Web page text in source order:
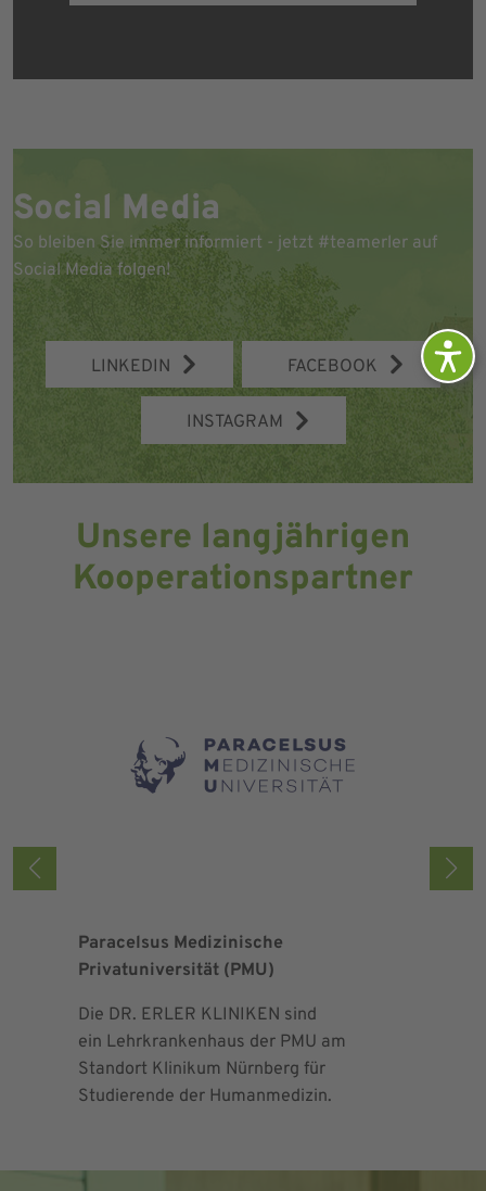
Social Media
So bleiben Sie immer informiert - jetzt #teamerler auf
Social Media folgen!
LINKEDIN FACEBOOK
INSTAGRAM
Unsere langjährigen
Kooperationspartner
Paracelsus Medizinische
Privatuniversität (PMU)
Die DR. ERLER KLINIKEN sind
ein Lehrkrankenhaus der PMU am
Standort Klinikum Nürnberg für
Studierende der Humanmedizin.